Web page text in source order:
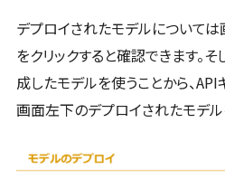
デプロイされたモデルについては
をクリックすると確認できます。
成したモデルを使うことから、
画面左下のデプロイされたモデル